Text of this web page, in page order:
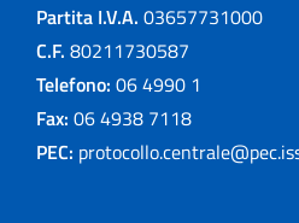
Partita I.V.A. 03657731000
C.F. 80211730587
Telefono: 06 4990 1
Fax: 06 4938 7118
PEC: